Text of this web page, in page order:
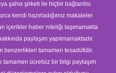
şahıs şirketi ile hiçbir bağlantısı
kendi hazırladığımız makaleler
içerikler haber niteliği taşımamakta
paylaşım yapılmamaktadır.
benzerlikleri tamamen tesadüfidir.
tamamen ücretsiz bir bilgi paylaşım